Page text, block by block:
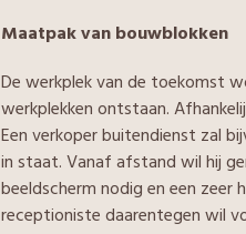
Maatpak van bouwblokken
De werkplek van de toekomst
werkplekken ontstaan.
Een verkoper buitendienst zal
in staat. Vanaf afstand wil hij
beeldscherm nodig en een
receptioniste daarentegen wil